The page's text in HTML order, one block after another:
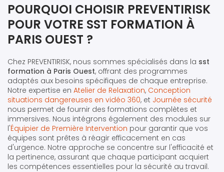
POURQUOI CHOISIR PREVENTIRISK
POUR VOTRE SST FORMATION À
PARIS OUEST ?
Chez PREVENTIRISK, nous sommes spécialisés dans la sst
formation à Paris Ouest, offrant des programmes
adaptés aux besoins spécifiques de chaque entreprise.
Notre expertise en Atelier de Relaxation, Conception
situations dangereuses en vidéo 360, et Journée sécurité
nous permet de fournir des formations complètes et
immersives. Nous intégrons également des modules sur
l'Équipier de Première Intervention pour garantir que vos
équipes sont prêtes à réagir efficacement en cas
d'urgence. Notre approche se concentre sur l'efficacité et
la pertinence, assurant que chaque participant acquiert
les compétences essentielles pour la sécurité au travail.